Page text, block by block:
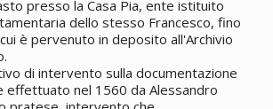
presso la Casa Pia, ente istituito
dello stesso Francesco, fino
è pervenuto in deposito all'Archivio
di intervento sulla documentazione
effettuato nel 1560 da Alessandro